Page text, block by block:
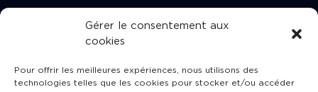
Gérer le consentement aux
cookies
Pour offrir les meilleures expériences, nous utilisons des
technologies telles que les cookies pour stocker et/ou accéder
TÉLÉCHARGEZ GRATUITEMENT
L’APPLICATION TVBA !